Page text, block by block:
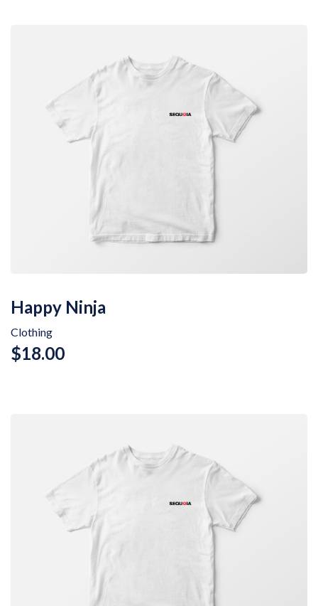
Happy Ninja
Clothing
$18.00